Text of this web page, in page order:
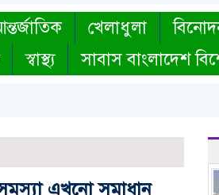
খেলাধুলা
স্বাস্থ্য সাবাস বাংলাদেশ
এখনো সমাধান